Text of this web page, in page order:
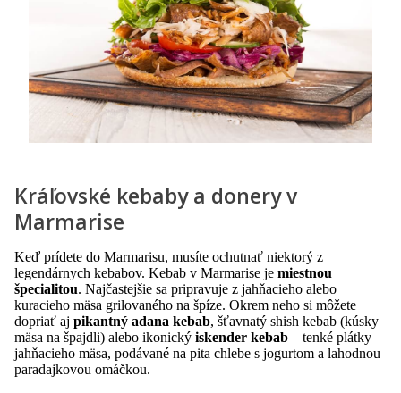
Kráľovské kebaby a donery v
Marmarise
Keď prídete do Marmarisu, musíte ochutnať niektorý z
legendárnych kebabov. Kebab v Marmarise je miestnou
špecialitou. Najčastejšie sa pripravuje z jahňacieho alebo
kuracieho mäsa grilovaného na špíze. Okrem neho si môžete
dopriať aj pikantný adana kebab, šťavnatý shish kebab (kúsky
mäsa na špajdli) alebo ikonický iskender kebab – tenké plátky
jahňacieho mäsa, podávané na pita chlebe s jogurtom a lahodnou
paradajkovou omáčkou.